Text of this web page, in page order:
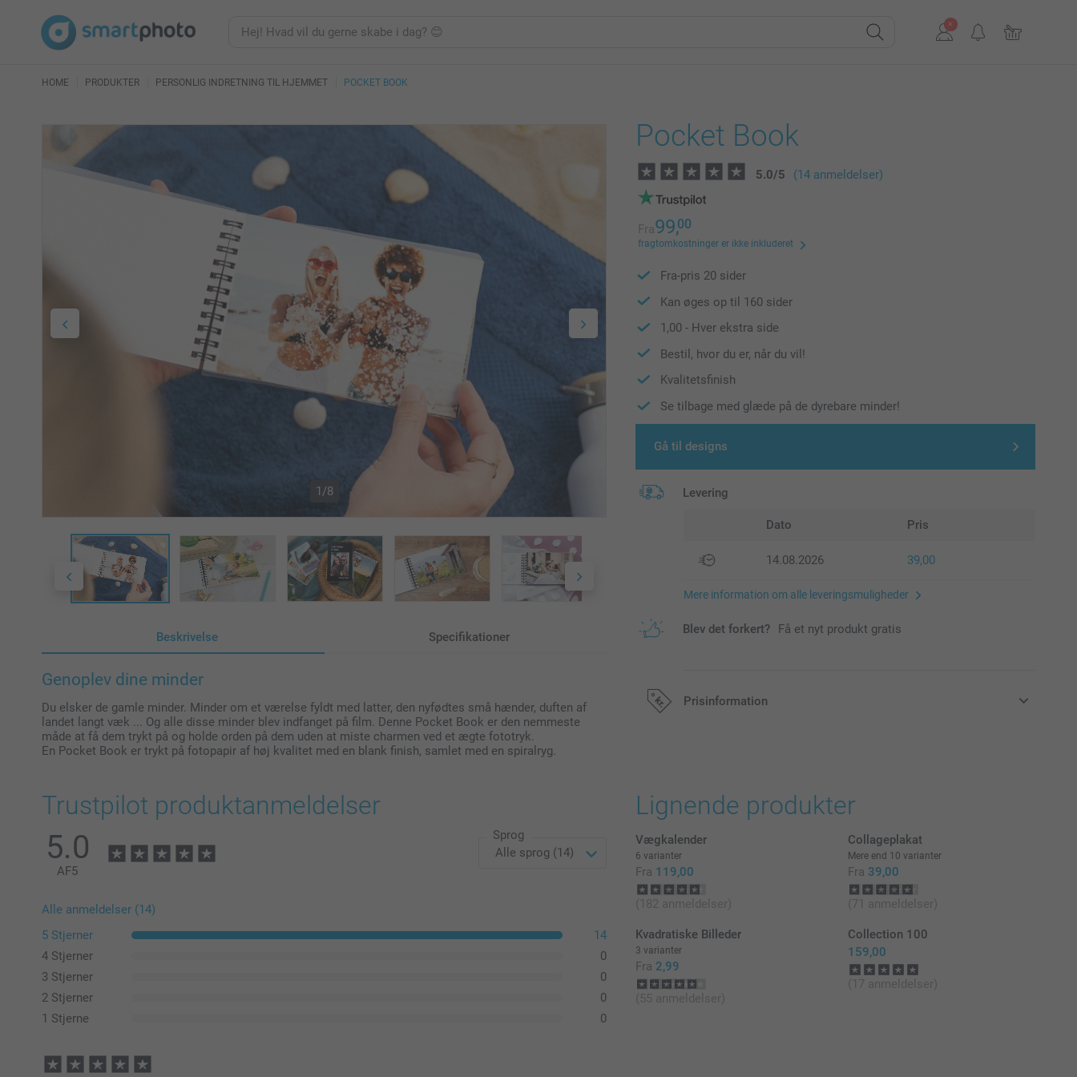
HOME PRODUKTER PERSONLIG INDRETNING TIL HJEMMET POCKET BOOK
1/8
Beskrivelse Specifikationer
Genoplev dine minder
Du elsker de gamle minder. Minder om et værelse fyldt med latter, den nyfødtes små hænder, duften af
landet langt væk ... Og alle disse minder blev indfanget på film. Denne Pocket Book er den nemmeste
måde at få dem trykt på og holde orden på dem uden at miste charmen ved et ægte fototryk.
En Pocket Book er trykt på fotopapir af høj kvalitet med en blank finish, samlet med en spiralryg.
Pocket Book
5.0/5 (14 anmeldelser)
Fra99,00
fragtomkostninger er ikke inkluderet
Fra-pris 20 sider
Kan øges op til 160 sider
1,00 - Hver ekstra side
Bestil, hvor du er, når du vil!
Kvalitetsfinish
Se tilbage med glæde på de dyrebare minder!
Gå til designs
Levering
Dato Pris
14.08.2026 39,00
Mere information om alle leveringsmuligheder
Blev det forkert? Få et nyt produkt gratis
Prisinformation
Trustpilot produktanmeldelser
5.0
AF5
Sprog
Alle anmeldelser (14)
5 Stjerner
14
4 Stjerner
0
3 Stjerner
0
2 Stjerner
0
1 Stjerne
0
Lignende produkter
Vægkalender
6 varianter
Fra 119,00
(182 anmeldelser)
Collageplakat
Mere end 10 varianter
Fra 39,00
(71 anmeldelser)
Kvadratiske Billeder
3 varianter
Fra 2,99
(55 anmeldelser)
Collection 100
159,00
(17 anmeldelser)